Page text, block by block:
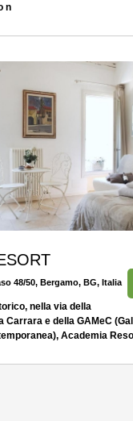
n
48/50, Bergamo, BG, Italia
nella via della
Carrara e della GAMeC
Academia